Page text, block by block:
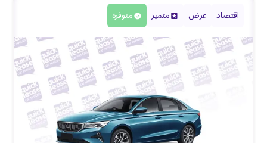
اقتصاد عرض متميز متوفرة